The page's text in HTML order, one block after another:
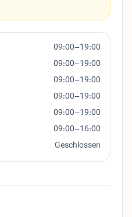
09:00–19:00
09:00–19:00
09:00–19:00
09:00–19:00
09:00–19:00
09:00–16:00
Geschlossen